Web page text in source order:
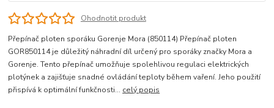
Ohodnotit produkt
Přepínač ploten sporáku Gorenje Mora (850114) Přepínač ploten
GOR850114 je důležitý náhradní díl určený pro sporáky značky Mora a
Gorenje. Tento přepínač umožňuje spolehlivou regulaci elektrických
plotýnek a zajišťuje snadné ovládání teploty během vaření. Jeho použití
přispívá k optimální funkčnosti... celý popis